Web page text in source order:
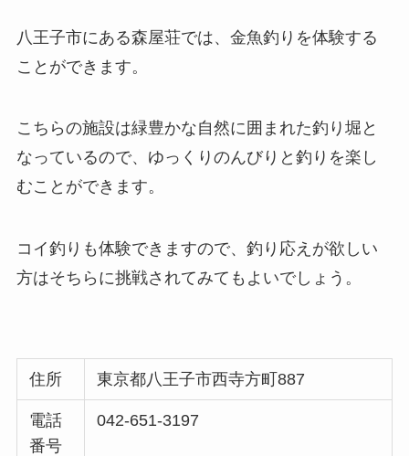
八王子市にある森屋荘では、金魚釣りを体験する
ことができます。
こちらの施設は緑豊かな自然に囲まれた釣り堀と
なっているので、ゆっくりのんびりと釣りを楽し
むことができます。
コイ釣りも体験できますので、釣り応えが欲しい
方はそちらに挑戦されてみてもよいでしょう。
住所 東京都八王子市西寺方町887
電話
番号
042-651-3197